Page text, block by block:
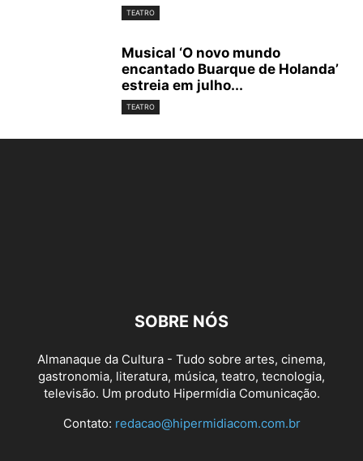
TEATRO
Musical ‘O novo mundo
encantado Buarque de Holanda’
estreia em julho...
TEATRO
SOBRE NÓS
Almanaque da Cultura - Tudo sobre artes, cinema,
gastronomia, literatura, música, teatro, tecnologia,
televisão. Um produto Hipermídia Comunicação.
Contato: redacao@hipermidiacom.com.br